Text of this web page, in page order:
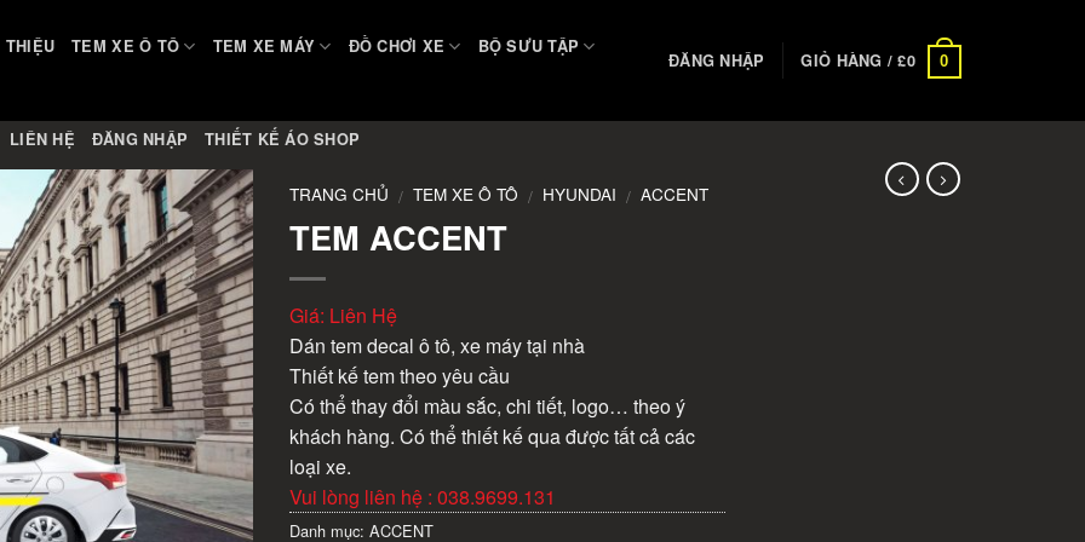
THIỆU TEM XE Ô TÔ TEM XE MÁY ĐỒ CHƠI XE BỘ SƯU TẬP
LIÊN HỆ ĐĂNG NHẬP THIẾT KẾ ÁO SHOP
ĐĂNG NHẬP GIỎ HÀNG /£0 0
TRANG CHỦ / TEM XE Ô TÔ / HYUNDAI / ACCENT
TEM ACCENT
Giá: Liên Hệ
Dán tem decal ô tô, xe máy tại nhà
Thiết kế tem theo yêu cầu
Có thể thay đổi màu sắc, chi tiết, logo… theo ý
khách hàng. Có thể thiết kế qua được tất cả các
loại xe.
Vui lòng liên hệ : 038.9699.131
Danh mục: ACCENT